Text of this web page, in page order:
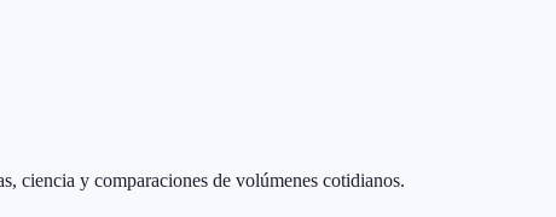
ciencia y comparaciones de volúmenes cotidianos.